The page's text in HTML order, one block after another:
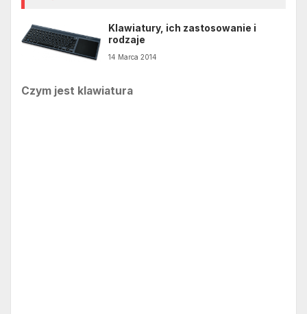
Klawiatury, ich zastosowanie i
rodzaje
14 Marca 2014
Czym jest klawiatura